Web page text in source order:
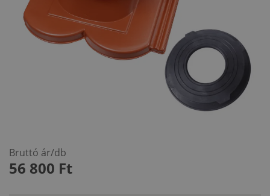
Bruttó ár/db
56 800 Ft